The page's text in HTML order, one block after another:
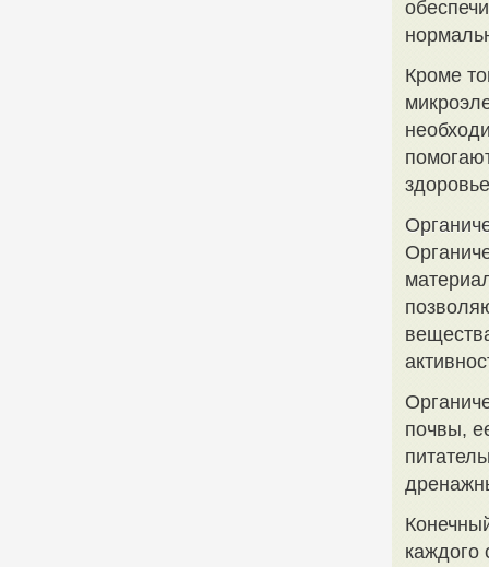
Кроме
почвы,
каждого